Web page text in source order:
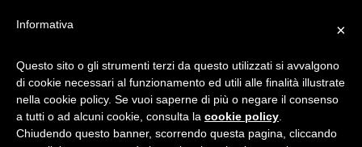
ARRIVA L’ESTATE E LA
VOGLIA DI RINNOVARE IL
GIARDINO
×
Informativa
Questo sito o gli strumenti terzi da questo utilizzati si avvalgono
di cookie necessari al funzionamento ed utili alle finalità illustrate
nella cookie policy. Se vuoi saperne di più o negare il consenso
a tutti o ad alcuni cookie, consulta la cookie policy
Chiudendo questo banner, scorrendo questa pagina, cliccando